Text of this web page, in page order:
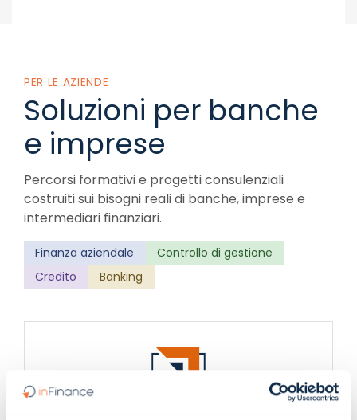
PER LE AZIENDE
Soluzioni per banche
e imprese
Percorsi formativi e progetti consulenziali
costruiti sui bisogni reali di banche, imprese e
intermediari finanziari.
Finanza aziendale
Controllo di gestione
Credito
Banking